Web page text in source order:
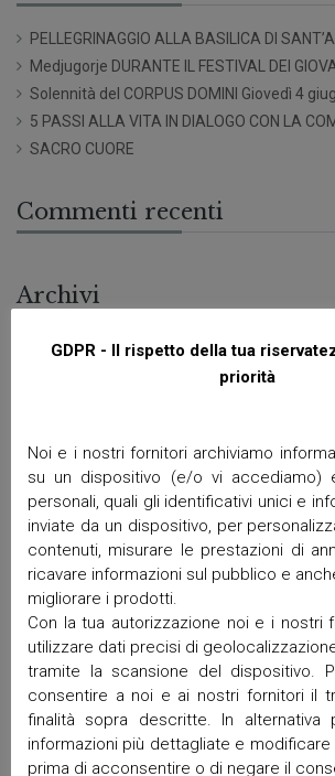
PELLEGRINAGGIO ALLA BASILICA DI
Medjugorje DURANTE IL FESTIVAL DEI
Solennità del CORPUS DOMINI Giovedì 4
5 PASSI ALLA VITA IN DIALOGO CON LA
SACRO CUORE
Commenti recenti
Archivi
Giugno 2026
Gennaio 2026
Dicembre 2025
Novembre 2025
Ottobre 2025
Settembre 2025
Maggio 2025
Aprile 2025
Marzo 2025
Febbraio 2025
Dicembre 2024
Ottobre 2024
GDPR - Il rispetto della tua
priorità
Noi e i nostri fornitori archiviamo
su un dispositivo (e/o vi accediamo)
personali, quali gli identificativi unici e
inviate da un dispositivo, per
contenuti, misurare le prestazioni di
ricavare informazioni sul pubblico e
migliorare i prodotti.
Con la tua autorizzazione noi e i nostri
utilizzare dati precisi di
tramite la scansione del dispositivo.
consentire a noi e ai nostri fornitori il
finalità sopra descritte. In alternativa
informazioni più dettagliate e
prima di acconsentire o di negare il